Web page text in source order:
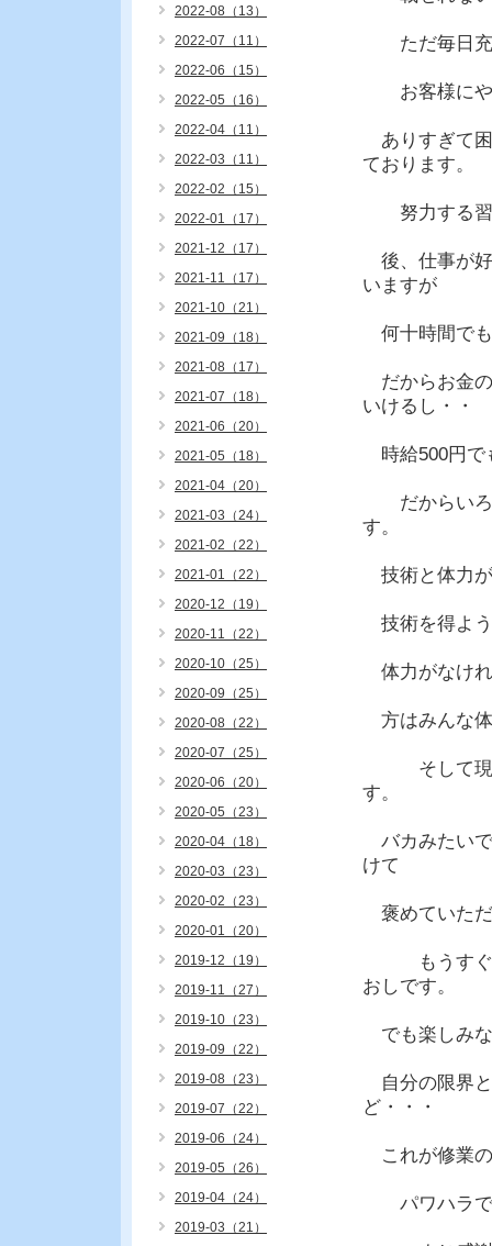
ただ毎日充
お客様にや
ありすぎて
ております。
努力する習
後、仕事が
いますが
何十時間で
だからお金
いけるし・・
時給500円で
だからいろ
す。
技術と体力
技術を得よ
体力がなけ
方はみんな
そして現場
す。
バカみたい
けて
褒めていた
もうすぐ出
おしです。
でも楽しみ
自分の限界
ど・・・
これが修業
パワハラで
2022-08（13）
2022-07（11）
2022-06（15）
2022-05（16）
2022-04（11）
2022-03（11）
2022-02（15）
2022-01（17）
2021-12（17）
2021-11（17）
2021-10（21）
2021-09（18）
2021-08（17）
2021-07（18）
2021-06（20）
2021-05（18）
2021-04（20）
2021-03（24）
2021-02（22）
2021-01（22）
2020-12（19）
2020-11（22）
2020-10（25）
2020-09（25）
2020-08（22）
2020-07（25）
2020-06（20）
2020-05（23）
2020-04（18）
2020-03（23）
2020-02（23）
2020-01（20）
2019-12（19）
2019-11（27）
2019-10（23）
2019-09（22）
2019-08（23）
2019-07（22）
2019-06（24）
2019-05（26）
2019-04（24）
2019-03（21）